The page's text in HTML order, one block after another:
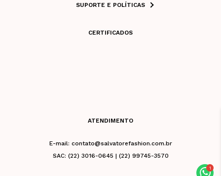
SUPORTE E POLÍTICAS
CERTIFICADOS
ATENDIMENTO
E-mail: contato@salvatorefashion.com.br
SAC: (22) 3016-0645 | (22) 99745-3570